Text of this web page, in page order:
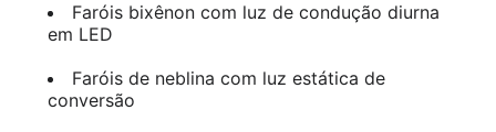
Faróis bixênon com luz de condução diurna
em LED
Faróis de neblina com luz estática de
conversão